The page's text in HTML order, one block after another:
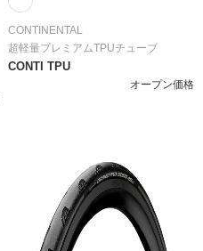
CONTINENTAL
超軽量プレミアムTPUチューブ
CONTI TPU
オープン価格